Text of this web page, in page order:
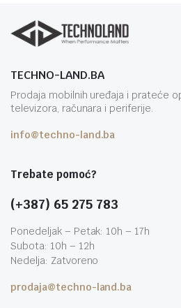
TECHNO-LAND.BA
Prodaja mobilnih uređaja i prateće
televizora, računara i periferije.
info@techno-land.ba
Trebate pomoć?
(+387) 65 275 783
Ponedeljak – Petak: 10h – 17h
Subota: 10h – 12h
Nedelja: Zatvoreno
prodaja@techno-land.ba